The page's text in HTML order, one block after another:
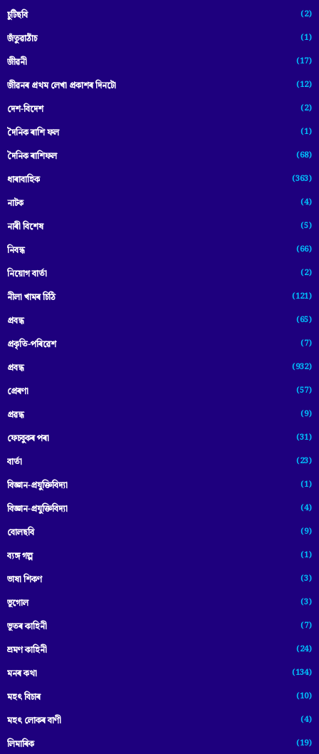
চুটিছবি (2)
জঁতুৱাঠাঁচ (1)
জীৱনী (17)
জীৱনৰ প্ৰথম লেখা প্ৰকাশৰ দিনটো (12)
দেশ-বিদেশ (2)
দৈনিক ৰাশি ফল (1)
দৈনিক ৰাশিফল (68)
ধাৰাবাহিক (363)
নাটক (4)
নাৰী বিশেষ (5)
নিবন্ধ (66)
নিয়োগ বাৰ্তা (2)
নীলা খামৰ চিঠি (121)
প্রবন্ধ (65)
প্ৰকৃতি-পৰিৱেশ (7)
প্ৰবন্ধ (932)
প্ৰেৰণা (57)
প্ৰৱন্ধ (9)
ফেচবুকৰ পৰা (31)
বাৰ্তা (23)
বিজ্ঞান-প্রযুক্তিবিদ্যা (1)
বিজ্ঞান-প্ৰযুক্তিবিদ্যা (4)
বোলছবি (9)
ব্যঙ্গ গল্প (1)
ভাষা শিকণ (3)
ভূগোল (3)
ভূতৰ কাহিনী (7)
ভ্ৰমণ কাহিনী (24)
মনৰ কথা (134)
মহৎ বিচাৰ (10)
মহৎ লোকৰ বাণী (4)
লিমাৰিক (19)